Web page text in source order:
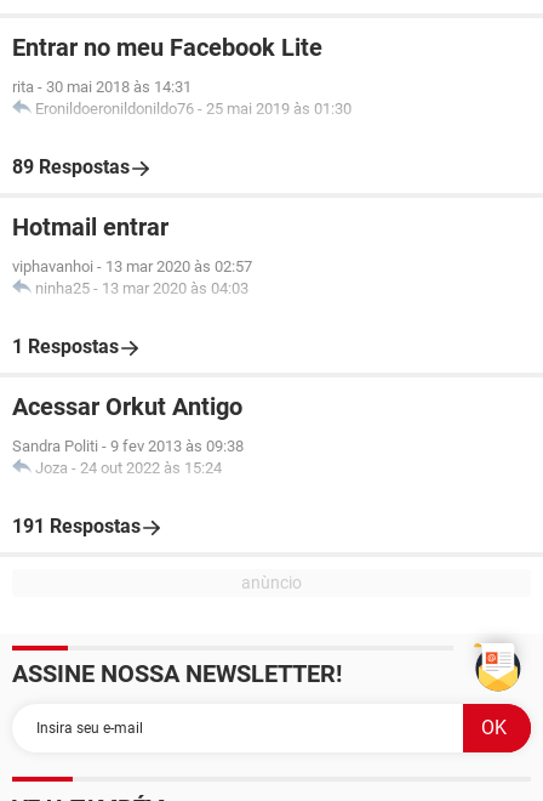
Entrar no meu Facebook Lite
rita - 30 mai 2018 às 14:31
Eronildoeronildonildo76 - 25 mai 2019 às 01:30
89 Respostas
Hotmail entrar
viphavanhoi - 13 mar 2020 às 02:57
ninha25 - 13 mar 2020 às 04:03
1 Respostas
Acessar Orkut Antigo
Sandra Politi - 9 fev 2013 às 09:38
Joza - 24 out 2022 às 15:24
191 Respostas
ASSINE NOSSA NEWSLETTER!